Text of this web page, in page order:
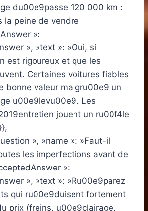
du00e9passe 120 000 km :
la peine de vendre
»:
», »text »: »Oui, si
est rigoureux et que les
Certaines voitures fiables
bonne valeur malgru00e9 un
u00e9levu00e9. Les
jouent un ru00f4le
», »name »: »Faut-il
les imperfections avant de
»:
», »text »: »Ru00e9parez
qui ru00e9duisent fortement
prix (freins, u00e9clairage,